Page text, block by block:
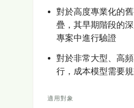
對於高度專業化的
疊，其早期階段的
專案中進行驗證
對於非常大型、高
行，成本模型需要
適用對象